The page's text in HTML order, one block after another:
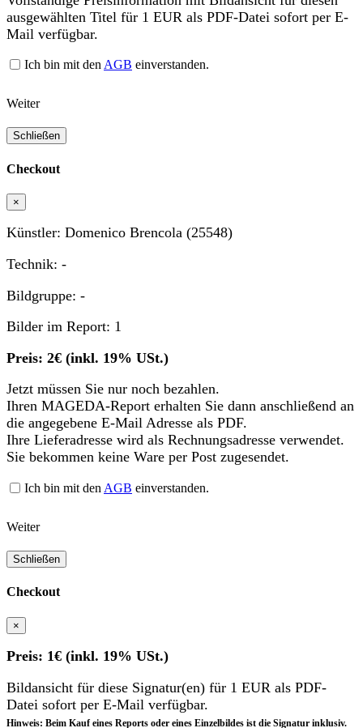
ausgewählten Titel für 1 EUR als PDF-Datei sofort per E-
Mail verfügbar.
Ich bin mit den AGB einverstanden.
Weiter
Schließen
Checkout
×
Künstler: Domenico Brencola (25548)
Technik: -
Bildgruppe: -
Bilder im Report: 1
Preis: 2€ (inkl. 19% USt.)
Jetzt müssen Sie nur noch bezahlen.
Ihren MAGEDA-Report erhalten Sie dann anschließend an
die angegebene E-Mail Adresse als PDF.
Ihre Lieferadresse wird als Rechnungsadresse verwendet.
Sie bekommen keine Ware per Post zugesendet.
Ich bin mit den AGB einverstanden.
Weiter
Schließen
Checkout
×
Preis: 1€ (inkl. 19% USt.)
Bildansicht für diese Signatur(en) für 1 EUR als PDF-
Datei sofort per E-Mail verfügbar.
Hinweis: Beim Kauf eines Reports oder eines Einzelbildes ist die Signatur inklusiv.